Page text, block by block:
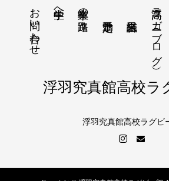
浮高ラガー（ブログ）
卒業生の進路
中学生へ
お問い合わせ
浮羽究真館高校ラ
浮羽究真館高校ラグビ